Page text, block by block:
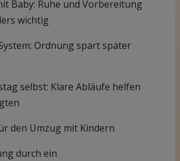
Baby: Ruhe und Vorbereitung
wichtig
Ordnung spart später
selbst: Klare Abläufe helfen
den Umzug mit Kindern
durch ein